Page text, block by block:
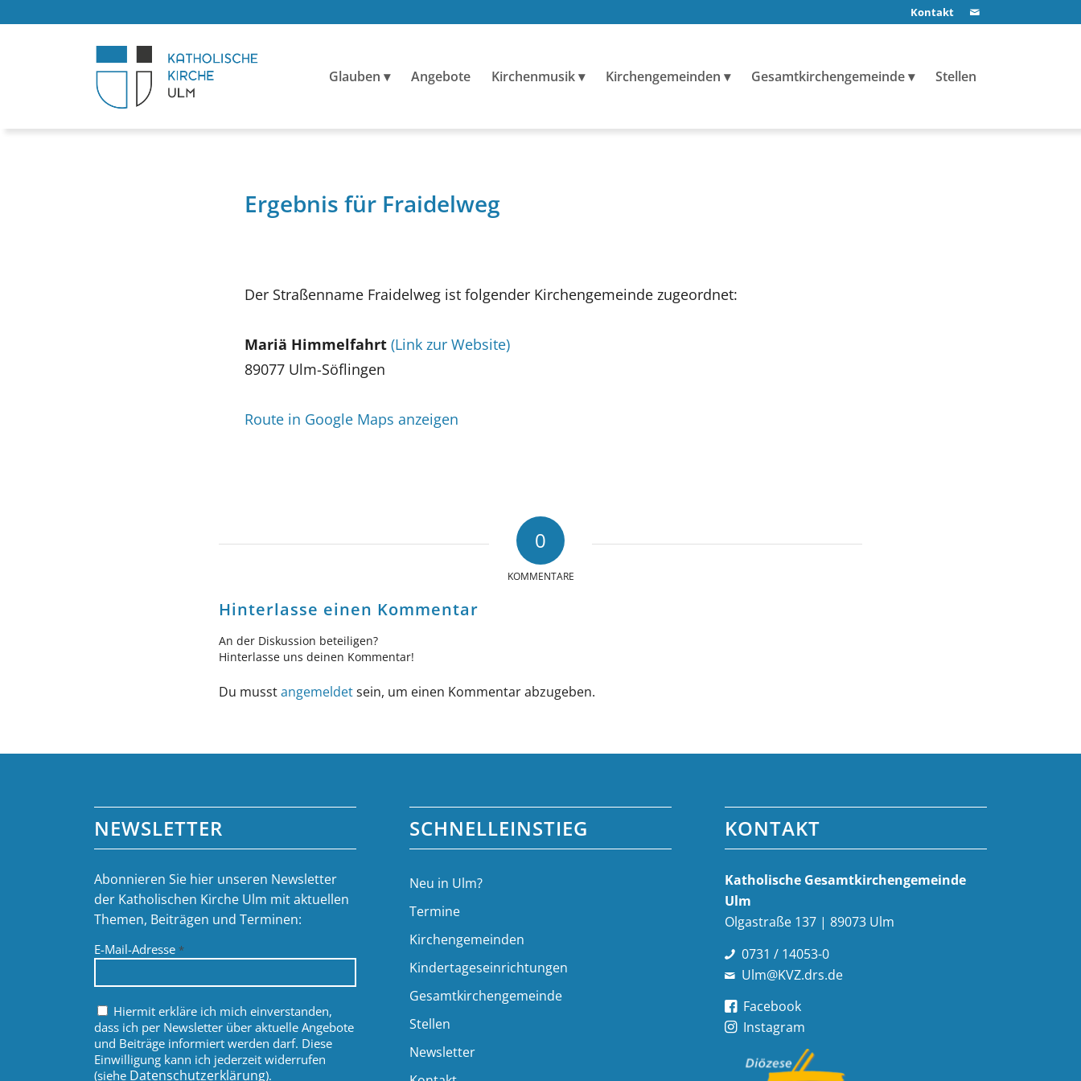
Kontakt
Glauben Angebote Kirchenmusik Kirchengemeinden Gesamtkirchengemeinde Stellen
Ergebnis für Fraidelweg
Der Straßenname Fraidelweg ist folgender Kirchengemeinde zugeordnet:
Mariä Himmelfahrt (Link zur Website)
89077 Ulm-Söflingen
Route in Google Maps anzeigen
0
KOMMENTARE
Hinterlasse einen Kommentar
An der Diskussion beteiligen?
Hinterlasse uns deinen Kommentar!
Du musstangemeldetsein, um einen Kommentar abzugeben.
NEWSLETTER
Abonnieren Sie hier unseren Newsletter
der Katholischen Kirche Ulm mit aktuellen
Themen, Beiträgen und Terminen:
E-Mail-Adresse*
Hiermit erkläre ich mich einverstanden,
dass ich per Newsletter über aktuelle Angebote
und Beiträge informiert werden darf. Diese
Einwilligung kann ich jederzeit widerrufen
(siehe Datenschutzerklärung).
SCHNELLEINSTIEG
Neu in Ulm?
Termine
Kirchengemeinden
Kindertageseinrichtungen
Gesamtkirchengemeinde
Stellen
Newsletter
KONTAKT
Katholische Gesamt­kirchen­gemeinde
Ulm
Olgastraße 137 | 89073 Ulm
0731 / 14053-0
Ulm@KVZ.drs.de
Facebook
Instagram